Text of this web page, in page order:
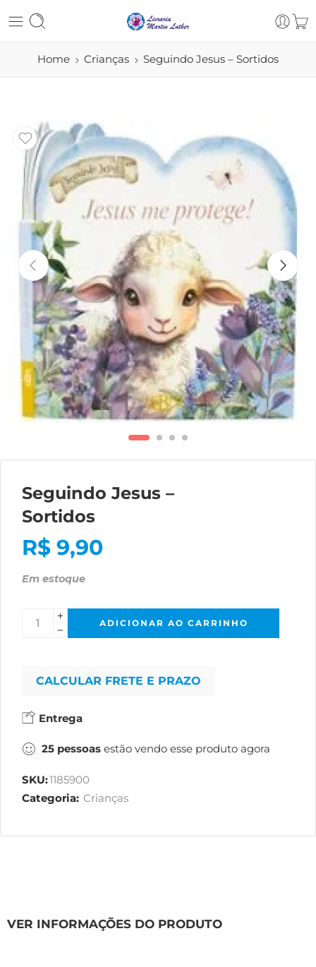
Home Crianças Seguindo Jesus – Sortidos
Seguindo Jesus –
Sortidos
R$ 9,90
Em estoque
ADICIONAR AO CARRINHO
CALCULAR FRETE E PRAZO
Entrega
25 pessoas estão vendo esse produto agora
SKU:1185900
Categoria: Crianças
VER INFORMAÇÕES DO PRODUTO